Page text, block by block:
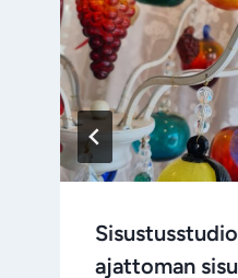
ajattoman